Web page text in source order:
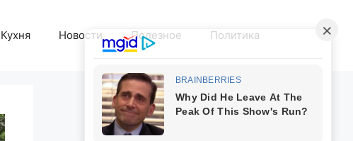
Кухня Новости Полезное Политика